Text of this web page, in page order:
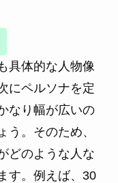
具体的な人物像
にペルソナを定
なり幅が広いの
う。そのため、
どのような人な
す。例えば、30